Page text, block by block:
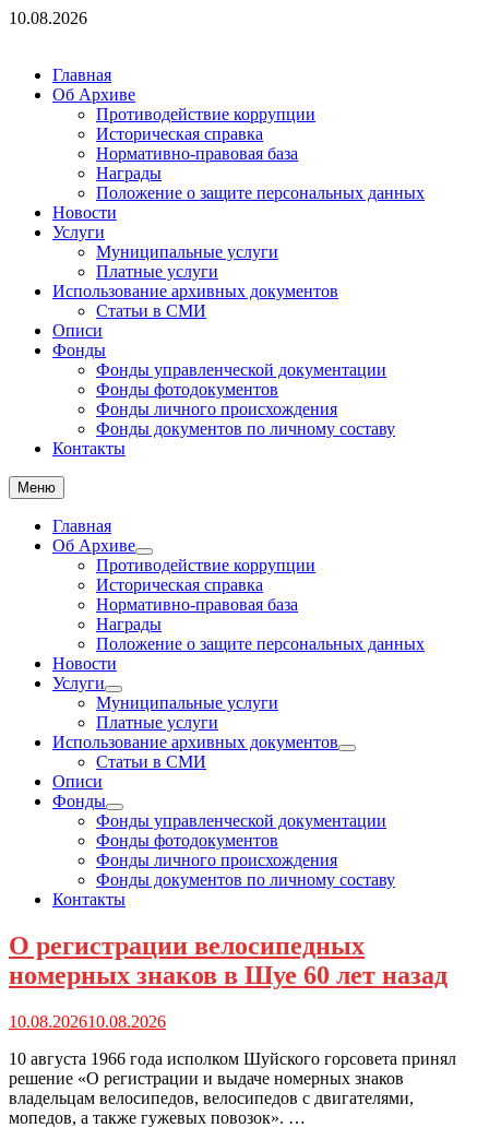
Перейти
10.08.2026
Главная
Об Архиве
Противодействие коррупции
Историческая справка
Нормативно-правовая база
Награды
Положение о защите персональных данных
Новости
Услуги
Муниципальные услуги
Платные услуги
Использование архивных документов
Статьи в СМИ
Описи
Фонды
Фонды управленческой документации
Фонды фотодокументов
Фонды личного происхождения
Фонды документов по личному составу
Контакты
Меню
Главная
Об Архиве
Show
sub
menu
Противодействие коррупции
Историческая справка
Нормативно-правовая база
Награды
Положение о защите персональных данных
Новости
Услуги
Show
sub
menu
Муниципальные услуги
Платные услуги
Использование архивных документов
Show
Статьи в СМИ
Описи
Фонды
Show
sub
menu
Фонды управленческой документации
Фонды фотодокументов
Фонды личного происхождения
Фонды документов по личному составу
Контакты
Новости
О регистрации велосипедных
номерных знаков в Шуе 60 лет назад
10.08.202610.08.2026
10 августа 1966 года исполком Шуйского горсовета принял
решение «О регистрации и выдаче номерных знаков
владельцам велосипедов, велосипедов с двигателями,
мопедов, а также гужевых повозок». …